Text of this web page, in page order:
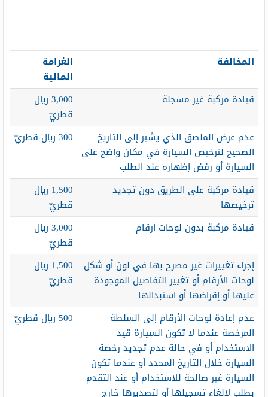
المخالفة
الغرامة
المالية
قيادة مركبة غير مسجلة
3,000 ريال
قطريّ
عدم عرض الملصق الذي يشير إلى التاريخ
الصحيح لترخيص السيارة في مكان واضح على
السيارة أو رفض إظهاره عند الطلب
300 ريال قطريّ
قيادة مركبة على الطريق دون تجديد
ترخيصها
1,500 ريال
قطريّ
قيادة مركبة بدون لوحات أرقام
3,000 ريال
قطريّ
إجراء تغييرات غير مصرح بها في لون أو شكل
لوحات الأرقام أو تغيير التفاصيل الموجودة
عليها أو إقراضها أو استبدالها
1,500 ريال
قطريّ
عدم إعادة لوحات الأرقام إلى السلطة
المرخصة عندما لا تكون السيارة قيد
الاستخدام أو في حالة عدم تجديد رخصة
السيارة خلال التاريخ المحدد أو عندما تكون
السيارة غير صالحة للاستخدام أو عند التقدم
بطلب لإلغاء تسجيلها أو لتصديرها خارج
500 ريال قطريّ